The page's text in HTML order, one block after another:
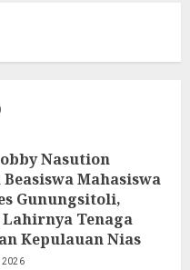
Nasution
Mahasiswa
Gunungsitoli,
Tenaga
Kepulauan Nias
2026